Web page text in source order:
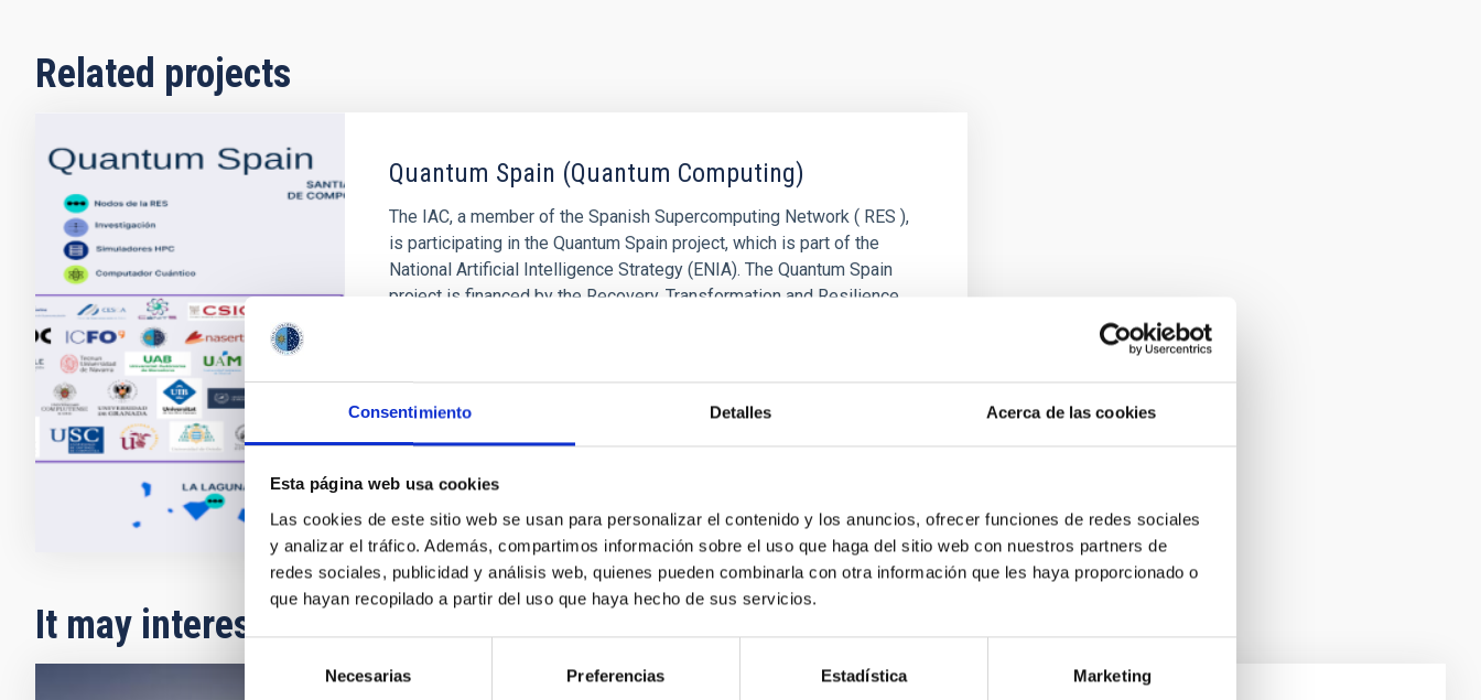
Consentimiento Detalles Acerca de las cookies
Esta página web usa cookies
Las cookies de este sitio web se usan para personalizar el contenido y los anuncios, ofrecer funciones de redes sociales
y analizar el tráfico. Además, compartimos información sobre el uso que haga del sitio web con nuestros partners de
redes sociales, publicidad y análisis web, quienes pueden combinarla con otra información que les haya proporcionado o
que hayan recopilado a partir del uso que haya hecho de sus servicios.
Necesarias Preferencias Estadística Marketing
Related projects
Quantum Spain (Quantum Computing)
The IAC, a member of the Spanish Supercomputing Network ( RES ),
is participating in the Quantum Spain project, which is part of the
National Artificial Intelligence Strategy (ENIA). The Quantum Spain
project is financed by the Recovery, Transformation and Resilience
It may interest you